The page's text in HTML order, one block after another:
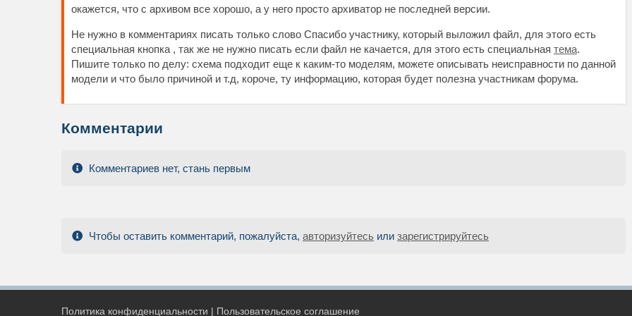
окажется, что с архивом все хорошо, а у него просто архиватор не последней версии.
Не нужно в комментариях писать только слово Спасибо участнику, который выложил файл, для этого есть
специальная кнопка , так же не нужно писать если файл не качается, для этого есть специальная тема.
Пишите только по делу: схема подходит еще к каким-то моделям, можете описывать неисправности по данной
модели и что было причиной и т.д, короче, ту информацию, которая будет полезна участникам форума.
Комментарии
Комментариев нет, стань первым
Чтобы оставить комментарий, пожалуйста, авторизуйтесь или зарегистрируйтесь
Политика конфиденциальности | Пользовательское соглашение